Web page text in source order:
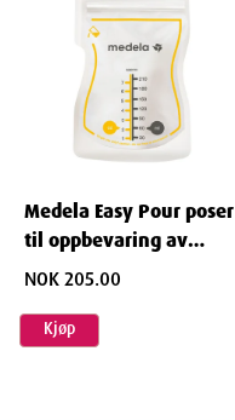
Medela Easy Pour poser
til oppbevaring av
brystmelk 50 stk
NOK 205.00
Kjøp